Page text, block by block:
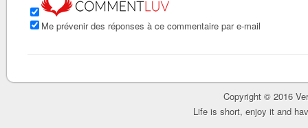
Me prévenir des réponses à ce commentaire par e-mail
Copyright © 2016
Life is short, enjoy it and